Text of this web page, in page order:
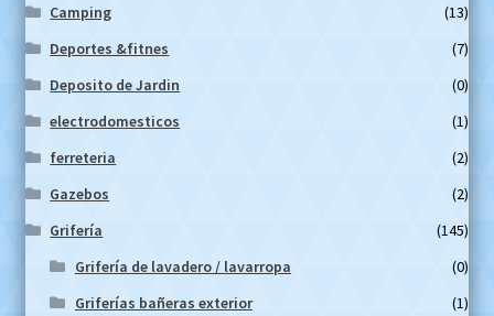
Camping
(13)
Deportes &fitnes
(7)
Deposito de Jardin
(0)
electrodomesticos
(1)
ferreteria
(2)
Gazebos
(2)
Grifería
(145)
Grifería de lavadero / lavarropa
(0)
Griferías bañeras exterior
(1)